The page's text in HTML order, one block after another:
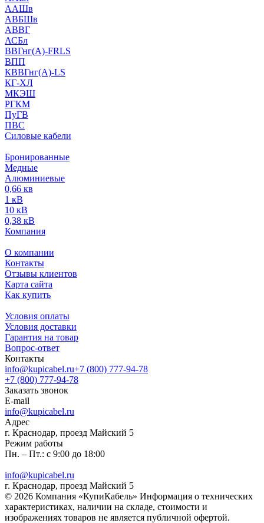
ААШв
АВБШв
АВВГ
АСБл
ВВГнг(А)-FRLS
ВПП
КВВГнг(А)-LS
КГ-ХЛ
МКЭШ
РГКМ
ПуГВ
ПВС
Силовые кабели
Бронированные
Медные
Алюминиевые
0,66 кв
1 кВ
10 кВ
0,38 кВ
Компания
О компании
Контакты
Отзывы клиентов
Карта сайта
Как купить
Условия оплаты
Условия доставки
Гарантия на товар
Вопрос-ответ
Контакты
info@kupicabel.ru+7 (800) 777-94-78
+7 (800) 777-94-78
Заказать звонок
E-mail
info@kupicabel.ru
Адрес
г. Краснодар, проезд Майский 5
Режим работы
Пн. – Пт.: с 9:00 до 18:00
info@kupicabel.ru
г. Краснодар, проезд Майский 5
© 2026 Компания «КупиКабель» Информация о технических
характеристиках, наличии на складе, стоимости и
изображениях товаров не является публичной офертой.